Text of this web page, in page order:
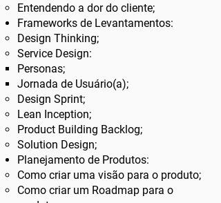
Entendendo a dor do cliente;
Frameworks de Levantamentos:
Design Thinking;
Service Design:
Personas;
Jornada de Usuário(a);
Design Sprint;
Lean Inception;
Product Building Backlog;
Solution Design;
Planejamento de Produtos:
Como criar uma visão para o produto;
Como criar um Roadmap para o